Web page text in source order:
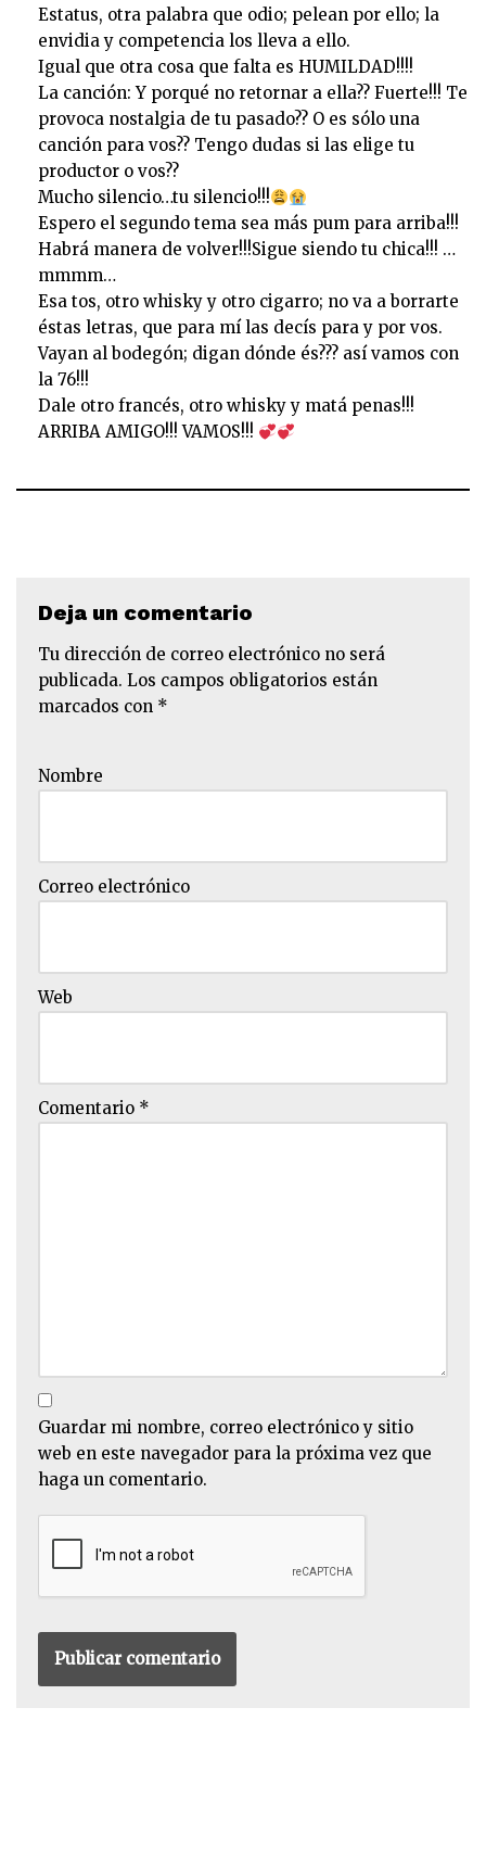
Estatus, otra palabra que odio; pelean por ello; la
envidia y competencia los lleva a ello.
Igual que otra cosa que falta es HUMILDAD!!!!
La canción: Y porqué no retornar a ella?? Fuerte!!! Te
provoca nostalgia de tu pasado?? O es sólo una
canción para vos?? Tengo dudas si las elige tu
productor o vos??
Mucho silencio…tu silencio!!!
Espero el segundo tema sea más pum para arriba!!!
Habrá manera de volver!!!Sigue siendo tu chica!!! …
mmmm…
Esa tos, otro whisky y otro cigarro; no va a borrarte
éstas letras, que para mí las decís para y por vos.
Vayan al bodegón; digan dónde és??? así vamos con
la 76!!!
Dale otro francés, otro whisky y matá penas!!!
ARRIBA AMIGO!!! VAMOS!!!
Deja un comentario
Tu dirección de correo electrónico no será
publicada. Los campos obligatorios están
marcados con *
Nombre
Correo electrónico
Web
Comentario *
Guardar mi nombre, correo electrónico y sitio
web en este navegador para la próxima vez que
haga un comentario.